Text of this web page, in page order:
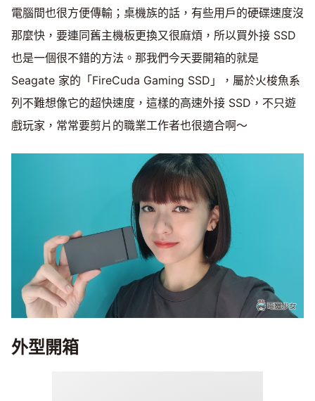
電腦間也很方便傳輸；桌機族的話，有些用戶的硬碟速度沒
那麼快，要連同舊主機板更換又很麻煩，所以買外接 SSD
也是一個很不錯的方法。那我們今天要開箱的就是
Seagate 家的「FireCuda Gaming SSD」，屬於火梭魚系
列不難想像它的超快速度，這樣的高速外接 SSD，不只遊
戲玩家，常常要剪片的職業工作者也很適合啊～
外型開箱